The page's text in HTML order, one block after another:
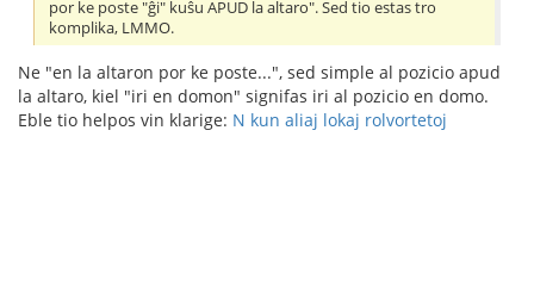
por ke poste "ĝi" kuŝu APUD la altaro". Sed tio estas tro
komplika, LMMO.
Ne "en la altaron por ke poste...", sed simple al pozicio apud
la altaro, kiel "iri en domon" signifas iri al pozicio en domo.
Eble tio helpos vin klarige: N kun aliaj lokaj rolvortetoj